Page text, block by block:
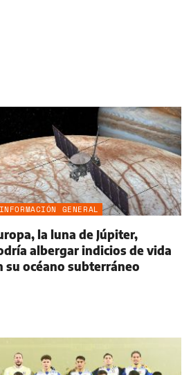
INFORMACIÓN GENERAL
la luna de Júpiter,
albergar indicios de vida
su océano subterráneo